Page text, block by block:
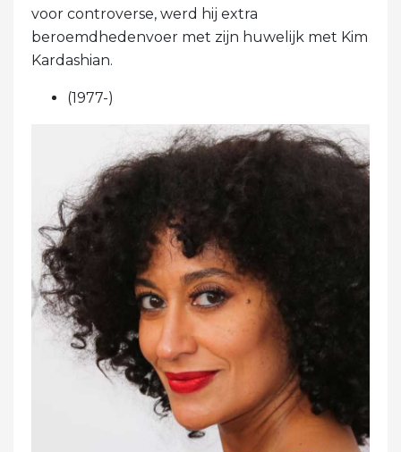
voor controverse, werd hij extra
beroemdhedenvoer met zijn huwelijk met Kim
Kardashian.
(1977-)